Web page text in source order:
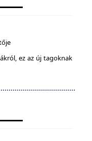
ez az új tagoknak